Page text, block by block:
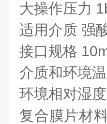
大操作压力
适用介质 强
接口规格
介质和环境
环境相对湿
复合膜片材